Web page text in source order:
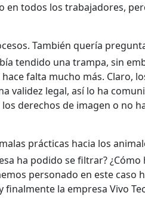
en todos los trabajadores,
También quería
tendido una trampa, sin
falta mucho más. Claro,
validez legal, así lo ha
derechos de imagen o no
prácticas hacia los
ha podido se filtrar?
personado en este caso
la empresa Vivo